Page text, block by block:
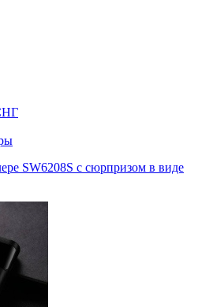
SW6208S с сюрпризом в виде